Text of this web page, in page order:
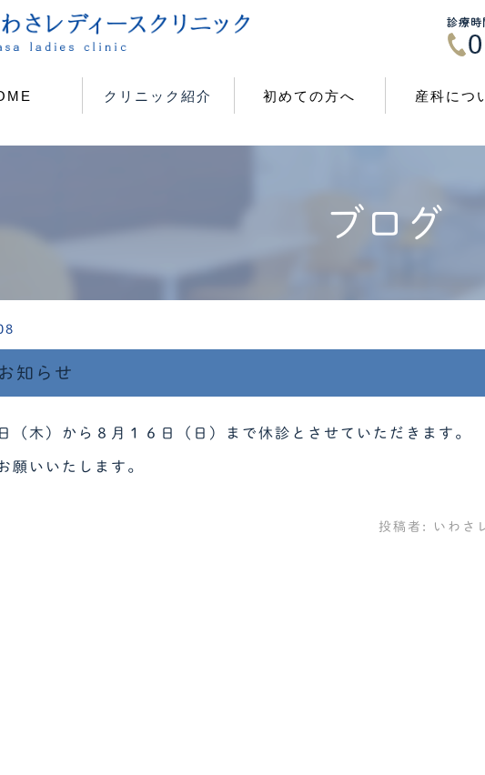
クリニック紹介 初めての方へ 産科につ
ブログ
知らせ
（木）から８月１６日（日）まで休診とさせていただきます。
願いいたします。
投稿者: いわさ